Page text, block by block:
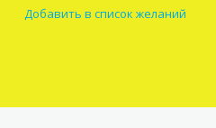
Добавить в список желаний